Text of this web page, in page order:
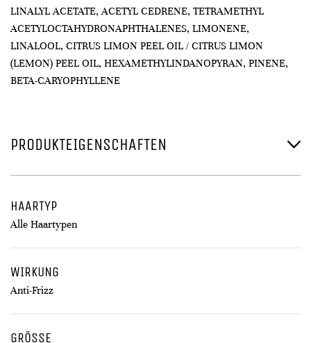
LINALYL ACETATE, ACETYL CEDRENE, TETRAMETHYL
ACETYLOCTAHYDRONAPHTHALENES, LIMONENE,
LINALOOL, CITRUS LIMON PEEL OIL / CITRUS LIMON
(LEMON) PEEL OIL, HEXAMETHYLINDANOPYRAN, PINENE,
BETA-CARYOPHYLLENE
PRODUKTEIGENSCHAFTEN
HAARTYP
Alle Haartypen
WIRKUNG
Anti-Frizz
GRÖSSE